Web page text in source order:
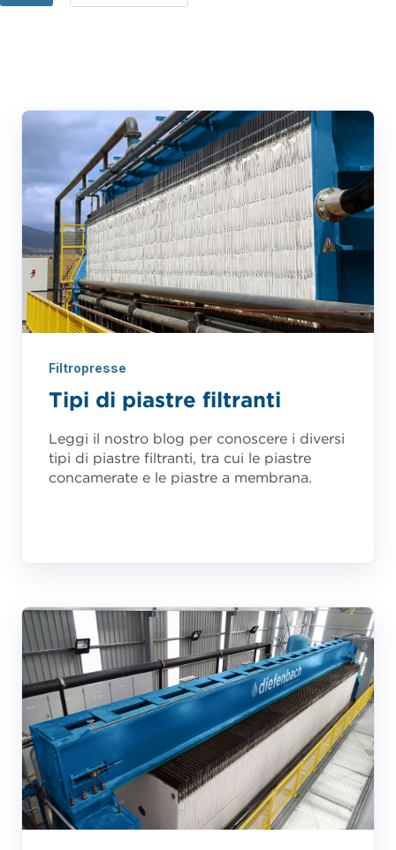
Filtropresse
Tipi di piastre filtranti
Leggi il nostro blog per conoscere i diversi
tipi di piastre filtranti, tra cui le piastre
concamerate e le piastre a membrana.